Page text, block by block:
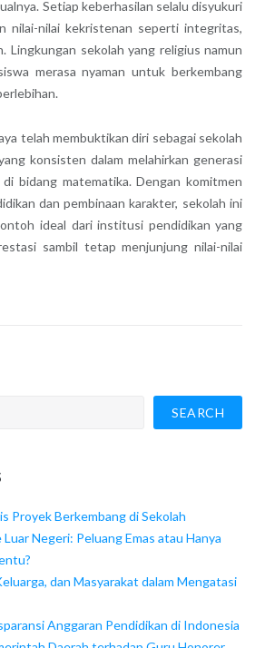
Setiap keberhasilan selalu disyukuri
nilai-nilai kekristenan seperti integritas,
Lingkungan sekolah yang religius namun
merasa nyaman untuk berkembang
telah membuktikan diri sebagai sekolah
konsisten dalam melahirkan generasi
bidang matematika. Dengan komitmen
dan pembinaan karakter, sekolah ini
ideal dari institusi pendidikan yang
sambil tetap menjunjung nilai-nilai
SEARCH
Proyek Berkembang di Sekolah
Negeri: Peluang Emas atau Hanya
dan Masyarakat dalam Mengatasi
Anggaran Pendidikan di Indonesia